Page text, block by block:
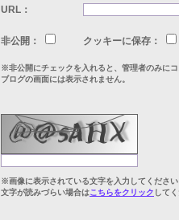
URL：
非公開： クッキーに保存：
※非公開にチェックを入れると、管理者のみに
ブログの画面には表示されません。
※画像に表示されている文字を入力してくださ
文字が読みづらい場合はこちらをクリック して